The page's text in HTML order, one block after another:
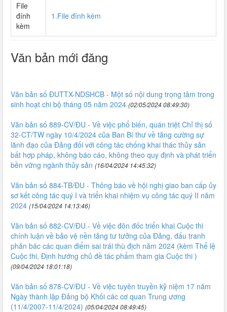
File
đính
kèm
1.File đính kèm
Văn bản mới đăng
Văn bản số ĐUTTX-NDSHCB - Một số nội dung trọng tâm trong
sinh hoạt chi bộ tháng 05 năm 2024 (02/05/2024 08:49:30)
Văn bản số 889-CV/ĐU - Về việc phổ biến, quán triệt Chỉ thị số
32-CT/TW ngày 10/4/2024 của Ban Bí thư về tăng cường sự
lãnh đạo của Đảng đối với công tác chống khai thác thủy sản
bất hợp pháp, không báo cáo, không theo quy định và phát triển
bền vững ngành thủy sản (16/04/2024 14:45:32)
Văn bản số 884-TB/ĐU - Thông báo về hội nghị giao ban cấp ủy
sơ kết công tác quý I và triển khai nhiệm vụ công tác quý II năm
2024 (15/04/2024 14:13:46)
Văn bản số 882-CV/ĐU - Về việc đôn đốc triển khai Cuộc thi
chính luận về bảo vệ nền tảng tư tưởng của Đảng, đấu tranh
phản bác các quan điểm sai trái thù địch năm 2024 (kèm Thể lệ
Cuộc thi, Định hướng chủ đề tác phẩm tham gia Cuộc thi )
(09/04/2024 18:01:18)
Văn bản số 878-CV/ĐU - Về việc tuyên truyền kỷ niệm 17 năm
Ngày thành lập Đảng bộ Khối các cơ quan Trung ương
(11/4/2007-11/4/2024) (05/04/2024 08:49:45)